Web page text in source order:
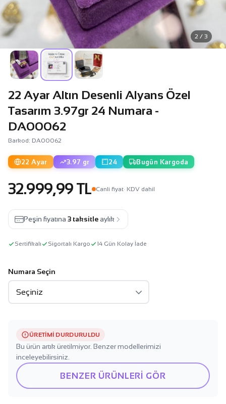
2 / 3
22 Ayar Altın Desenli Alyans Özel
Tasarım 3.97gr 24 Numara -
DA00062
Barkod: DA00062
22 Ayar 3.97 gr 24 Bugün Kargoda
32.999,99 TL Canli fiyat· KDV dahil
Peşin fiyatına 3 taksitle aylık
Sertifikalı Sigortalı Kargo 14 Gün Kolay İade
Numara Seçin
ÜRETIMI DURDURULDU
Bu ürün artık üretilmiyor. Benzer modellerimizi
inceleyebilirsiniz.
BENZER ÜRÜNLERİ GÖR